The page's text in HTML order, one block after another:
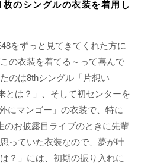
のシングルの衣装を着用し
をずっと見てきてくれた方に
の衣装を着てる～って喜んで
のは8thシングル「片想い
とは？」、そして初センターを
にマンゴー」の衣装で、特に
のお披露目ライブのときに先輩
っていた衣装なので、夢が叶
？」には、初期の振り入れに